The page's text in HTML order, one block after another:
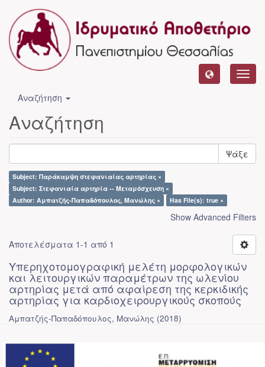
Αναζήτηση
Αναζήτηση
Ψάξε
Subject: Παράκαμψη στεφανιαίας αρτηρίας ×
Subject: Στεφανιαία αρτηρία -- Μεταμόσχευση ×
Author: Αμπατζής-Παπαδόπουλος, Μανώλης ×
Has File(s): true ×
Show Advanced Filters
Αποτελέσματα 1-1 από 1
Υπερηχοτομογραφική μελέτη μορφολογικών
και λειτουργικών παραμέτρων της ωλενίου
αρτηρίας μετά από αφαίρεση της κερκιδικής
αρτηρίας για καρδιοχειρουργικούς σκοπούς
Αμπατζής-Παπαδόπουλος, Μανώλης (2018)